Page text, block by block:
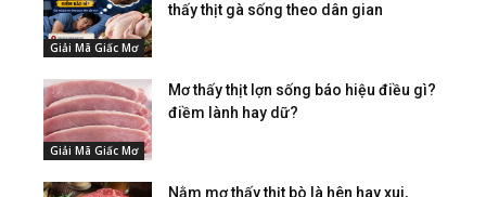
Giải Mã Giấc Mơ
thấy thịt gà sống theo dân gian
Giải Mã Giấc Mơ
Mơ thấy thịt lợn sống báo hiệu điều gì?
điềm lành hay dữ?
Nằm mơ thấy thịt bò là hên hay xui,